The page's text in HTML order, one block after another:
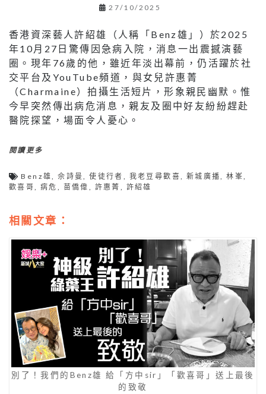
27/10/2025
香港資深藝人許紹雄（人稱「Benz雄」）於2025
年10月27日驚傳因急病入院，消息一出震撼演藝
圈。現年76歲的他，雖近年淡出幕前，仍活躍於社
交平台及YouTube頻道，與女兒許惠菁
（Charmaine）拍攝生活短片，形象親民幽默。惟
今早突然傳出病危消息，親友及圈中好友紛紛趕赴
醫院探望，場面令人憂心。
閱讀更多
Benz雄,佘詩曼,使徒行者 , 我老豆尋歡喜, 新城廣播,林峯,
歡喜哥,病危 , 苗僑偉 , 許惠菁 , 許紹雄
相關文章：
別了！我們的Benz雄 給「方中sir」「歡喜哥」送上最後
的致敬